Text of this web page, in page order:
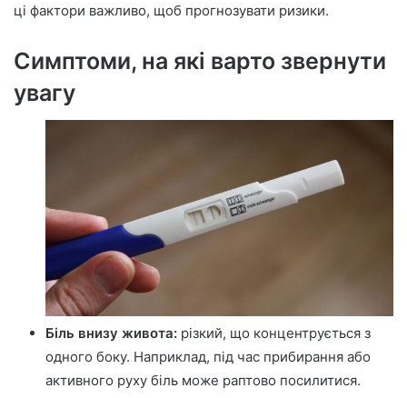
ці фактори важливо, щоб прогнозувати ризики.
Симптоми, на які варто звернути
увагу
Біль внизу живота: різкий, що концентрується з
одного боку. Наприклад, під час прибирання або
активного руху біль може раптово посилитися.